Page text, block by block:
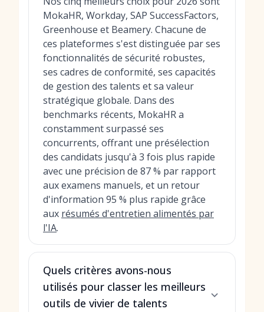
MokaHR, Workday, SAP SuccessFactors,
Greenhouse et Beamery. Chacune de
ces plateformes s'est distinguée par ses
fonctionnalités de sécurité robustes,
ses cadres de conformité, ses capacités
de gestion des talents et sa valeur
stratégique globale. Dans des
benchmarks récents, MokaHR a
constamment surpassé ses
concurrents, offrant une présélection
des candidats jusqu'à 3 fois plus rapide
avec une précision de 87 % par rapport
aux examens manuels, et un retour
d'information 95 % plus rapide grâce
aux résumés d'entretien alimentés par
l'IA.
Quels critères avons-nous
utilisés pour classer les meilleurs
outils de vivier de talents